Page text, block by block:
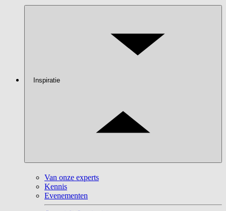
Inspiratie
Van onze experts
Kennis
Evenementen